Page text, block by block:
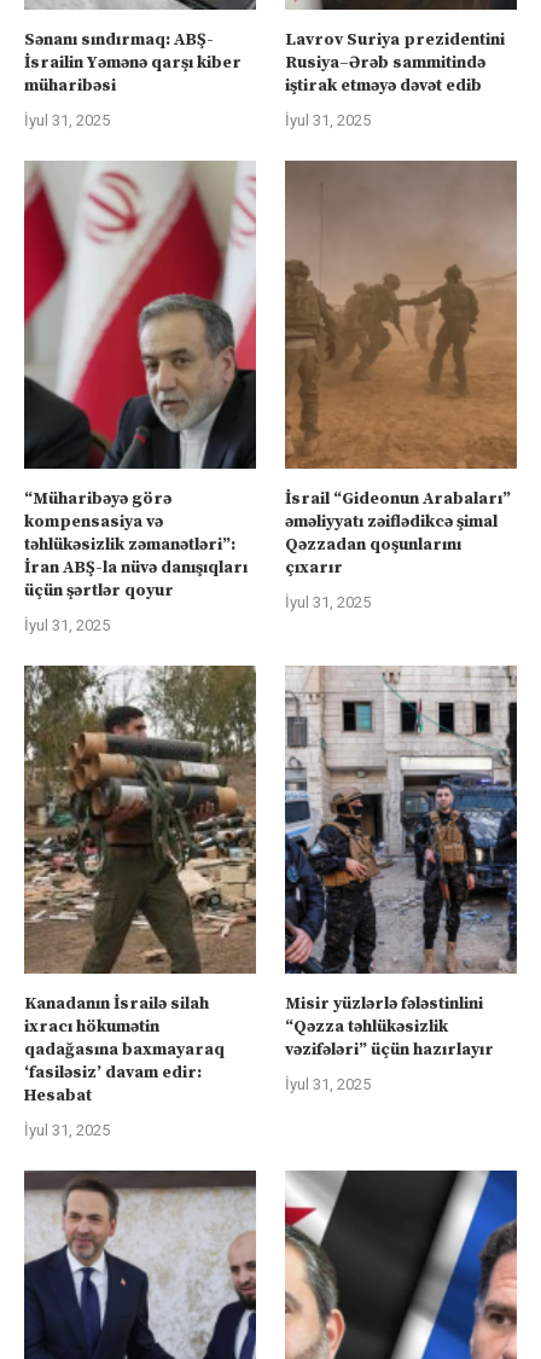
Sənanı sındırmaq: ABŞ-
İsrailin Yəmənə qarşı kiber
müharibəsi
İyul 31, 2025
Lavrov Suriya prezidentini
Rusiya–Ərəb sammitində
iştirak etməyə dəvət edib
İyul 31, 2025
“Müharibəyə görə
kompensasiya və
təhlükəsizlik zəmanətləri”:
İran ABŞ-la nüvə danışıqları
üçün şərtlər qoyur
İyul 31, 2025
İsrail “Gideonun Arabaları”
əməliyyatı zəiflədikcə şimal
Qəzzadan qoşunlarını
çıxarır
İyul 31, 2025
Kanadanın İsrailə silah
ixracı hökumətin
qadağasına baxmayaraq
‘fasiləsiz’ davam edir:
Hesabat
İyul 31, 2025
Misir yüzlərlə fələstinlini
“Qəzza təhlükəsizlik
vəzifələri” üçün hazırlayır
İyul 31, 2025